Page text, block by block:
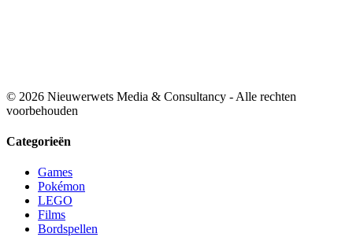
© 2026 Nieuwerwets Media & Consultancy - Alle rechten
voorbehouden
Categorieën
Games
Pokémon
LEGO
Films
Bordspellen